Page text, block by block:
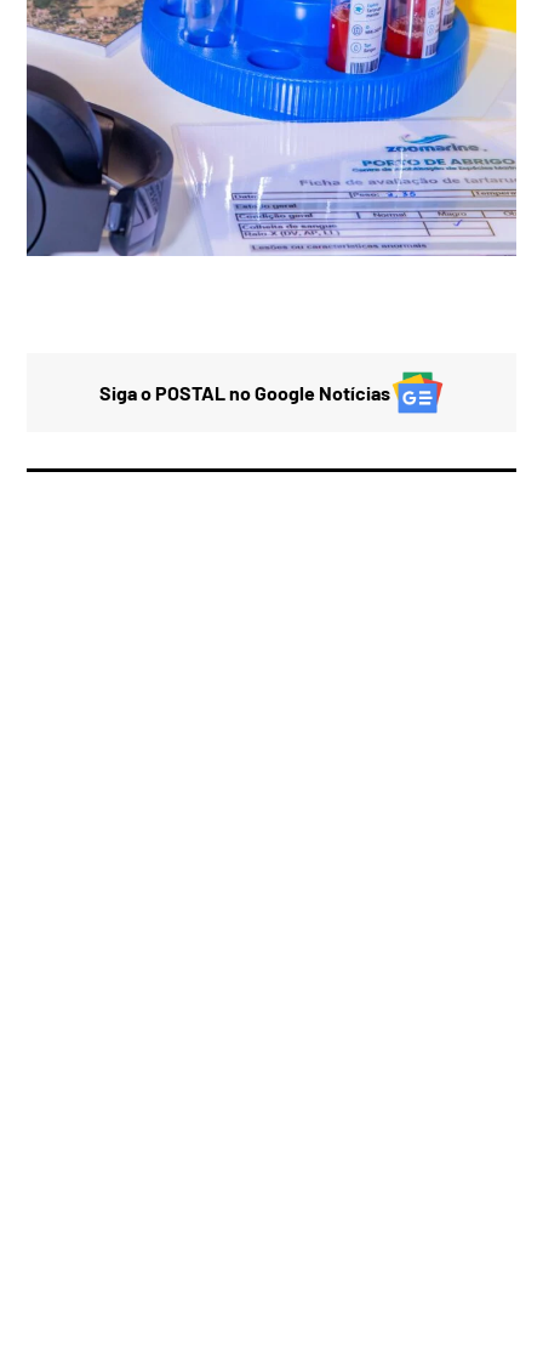
Siga o POSTAL no Google Notícias